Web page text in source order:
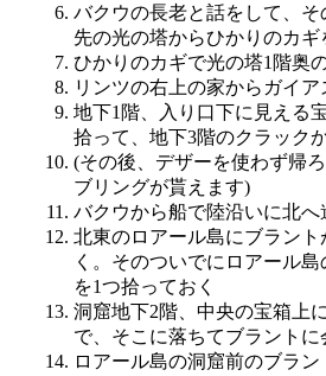
バクウの長老と話をして、そ
先の光の塔からひかりのカギ
ひかりのカギで光の塔1階奥
リンツの右上の家からガイア
地下1階、入り口下に見える
拾って、地下3階のクラック
(その後、デザーを使わず帰
ブリングが貰えます)
バクウから船で陸沿いに北へ
北東のロアール島にブラン
く。そのついでにロアール
を1つ拾っておく
洞窟地下2階、中央の宝箱上
で、そこに落ちてブラントに
ロアール島の洞窟前のブラ